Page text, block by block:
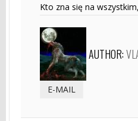
Kto zna się na
AUTHOR:
E-MAIL